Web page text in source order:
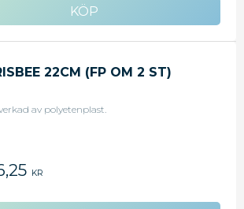
22CM (FP OM 2 ST)
av polyetenplast.
KR